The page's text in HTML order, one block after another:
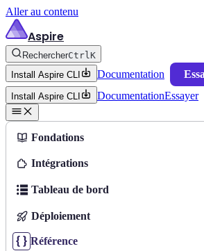
Aller au contenu
Aspire
RechercherCtrlK
Install Aspire CLI
Documentation
Install Aspire CLI DocumentationEssayer
Fondations
Intégrations
Tableau de bord
Déploiement
Référence